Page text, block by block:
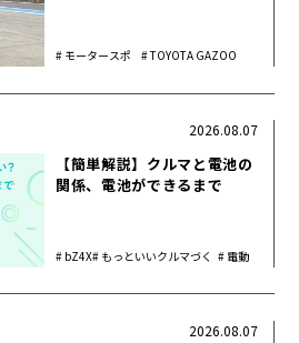
モータースポ
TOYOTA GAZOO
【簡単解説】クルマと電池の
関係、電池ができるまで
bZ4X もっといいクルマづく
電動
2026.08.07
2026.08.07